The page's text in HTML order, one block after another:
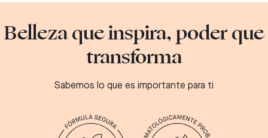
Belleza que inspira, poder que
transforma
Sabemos lo que es importante para ti